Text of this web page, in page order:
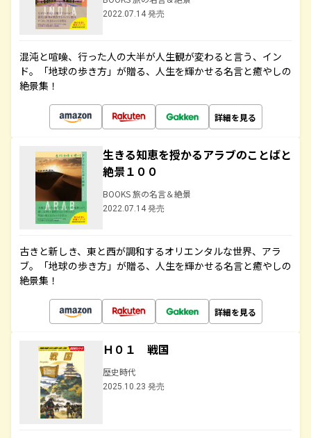
2022.07.14 発売
混沌と喧噪、行った人の大半が人生観が変わると言う、イン
ド。「地球の歩き方」が贈る、人生を輝かせる名言と癒やしの
絶景集！
詳細を見る
生きる知恵を授かるアラブのことばと
絶景１００
BOOKS 旅の名言＆絶景
2022.07.14 発売
古きと新しき、東と西が調和するオリエンタルな世界、アラ
ブ。「地球の歩き方」が贈る、人生を輝かせる名言と癒やしの
絶景集！
詳細を見る
Ｈ０１ 戦国
歴史時代
2025.10.23 発売